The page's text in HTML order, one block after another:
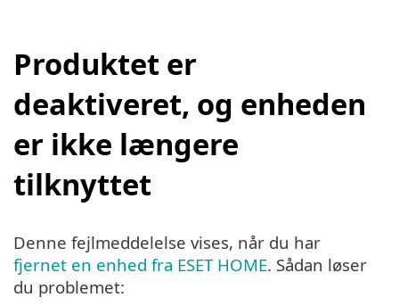
Produktet er
deaktiveret, og enheden
er ikke længere
tilknyttet
Denne fejlmeddelelse vises, når du har
fjernet en enhed fra ESET HOME. Sådan løser
du problemet: